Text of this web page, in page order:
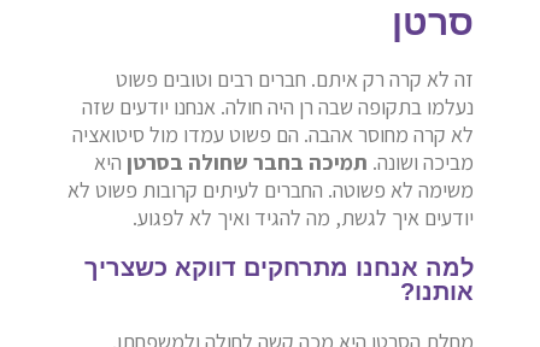
סרטן
זה לא קרה רק איתם. חברים רבים וטובים פשוט
נעלמו בתקופה שבה רן היה חולה. אנחנו יודעים שזה
לא קרה מחוסר אהבה. הם פשוט עמדו מול סיטואציה
מביכה ושונה. תמיכה בחבר שחולה בסרטן היא
משימה לא פשוטה. החברים לעיתים קרובות פשוט לא
יודעים איך לגשת, מה להגיד ואיך לא לפגוע.
למה אנחנו מתרחקים דווקא כשצריך
אותנו?
מחלת הסרטן היא מכה קשה לחולה ולמשפחתו.